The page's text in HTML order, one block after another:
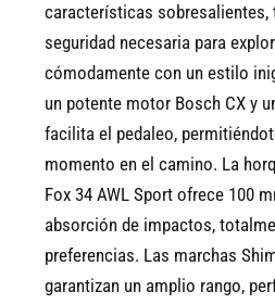
características sobresalientes,
seguridad necesaria para
cómodamente con un estilo
un potente motor Bosch CX y
facilita el pedaleo,
momento en el camino. La
Fox 34 AWL Sport ofrece 100
absorción de impactos,
preferencias. Las marchas
garantizan un amplio rango,